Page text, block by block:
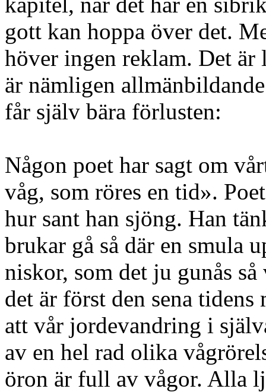
gott kan hoppa över det.
höver ingen reklam. Det
är nämligen
får själv bära förlusten:
Någon poet har sagt om
våg, som röres en tid».
hur sant han sjöng. Han
brukar gå så där en smula
niskor, som det ju gunås
det är först den sena
att vår jordevandring i
av en hel rad olika
öron är full av vågor. Alla